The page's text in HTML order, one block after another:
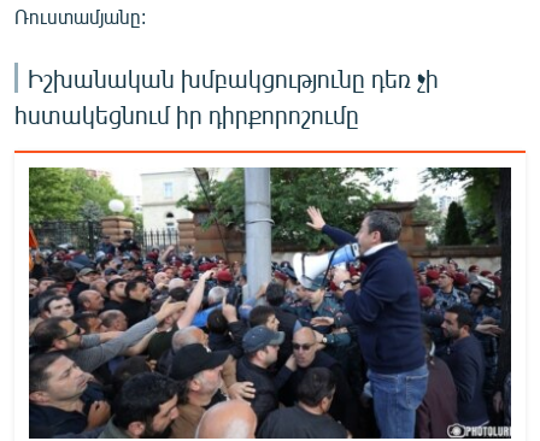
Ռուստամյանը:
Իշխանական խմբակցությունը դեռ չի
հստակեցնում իր դիրքորոշումը